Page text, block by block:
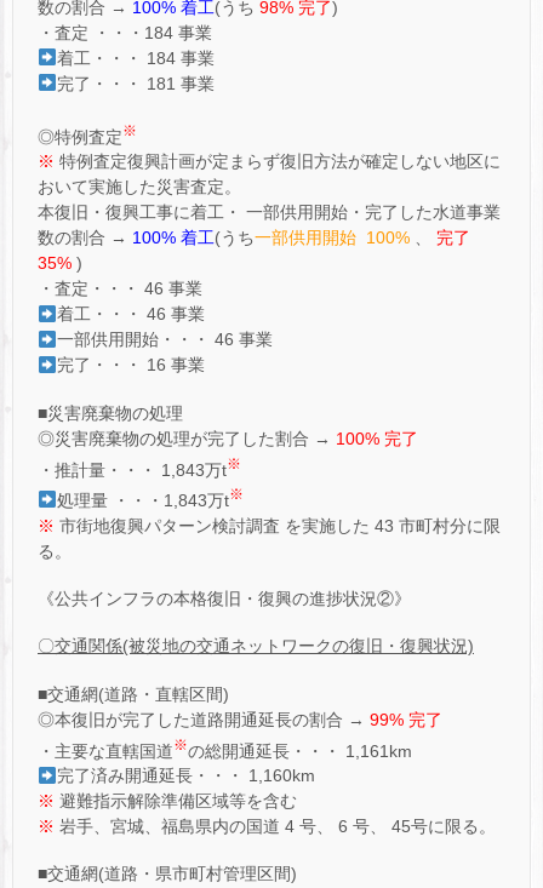
数の割合 → 100% 着工(うち 98% 完了)
・査定 ・・・184 事業
着工・・・ 184 事業
完了・・・ 181 事業
◎特例査定※
※ 特例査定復興計画が定まらず復旧方法が確定しない地区に
おいて実施した災害査定。
本復旧・復興工事に着工・ 一部供用開始・完了した水道事業
数の割合 → 100% 着工(うち一部供用開始 100% 、 完了
35% )
・査定・・・ 46 事業
着工・・・ 46 事業
一部供用開始・・・ 46 事業
完了・・・ 16 事業
■災害廃棄物の処理
◎災害廃棄物の処理が完了した割合 → 100% 完了
・推計量・・・ 1,843万t※
処理量 ・・・1,843万t※
※ 市街地復興パターン検討調査 を実施した 43 市町村分に限
る。
《公共インフラの本格復旧・復興の進捗状況②》
〇交通関係(被災地の交通ネットワークの復旧・復興状況)
■交通網(道路・直轄区間)
◎本復旧が完了した道路開通延長の割合 → 99% 完了
・主要な直轄国道※の総開通延長・・・ 1,161km
完了済み開通延長・・・ 1,160km
※ 避難指示解除準備区域等を含む
※ 岩手、宮城、福島県内の国道 4 号、 6 号、 45号に限る。
■交通網(道路・県市町村管理区間)